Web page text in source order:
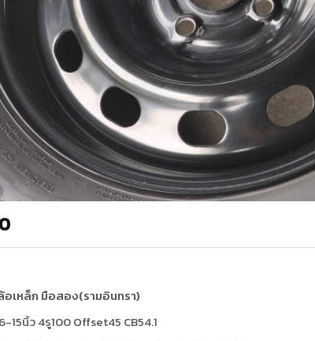
อเหล็ก มือสอง(รามอินทรา)
15นิ้ว 4รู100 Offset45 CB54.1